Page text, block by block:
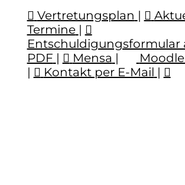
Vertretungsplan |
Termine |
Entschuldigungsformular
PDF | Mensa |
|
Kontakt per E-Mail |